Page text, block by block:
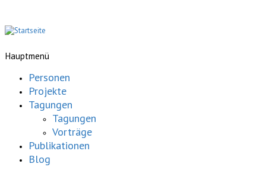
Hauptmenü
Personen
Projekte
Tagungen
Tagungen
Vorträge
Publikationen
Blog